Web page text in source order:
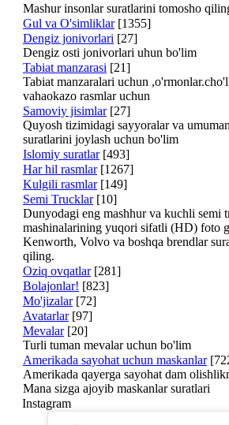
Mashur insonlar suratlarini tomosho
Gul va O'simliklar [1355]
Dengiz jonivorlari [27]
Dengiz osti jonivorlari uhun bo'lim
Tabiat manzarasi [21]
Tabiat manzaralari uchun
vahaokazo rasmlar uchun
Samoviy jisimlar [27]
Quyosh tizimidagi sayyoralar va
suratlarini joylash uchun bo'lim
Islomiy suratlar [493]
Har hil rasmlar [1267]
Kulgili rasmlar [149]
Semi Trucklar [10]
Dunyodagi eng mashhur va kuchli semi
mashinalarining yuqori sifatli (HD) foto
Kenworth, Volvo va boshqa brendlar
qiling.
Oziq ovqatlar [281]
Bolajonlar! [823]
Mo'jizalar [72]
Avatarlar [97]
Mevalar [20]
Turli tuman mevalar uchun bo'lim
Amerikada sayohat uchun maskanlar
Amerikada qayerga sayohat dam
Mana sizga ajoyib maskanlar suratlari
Instagram